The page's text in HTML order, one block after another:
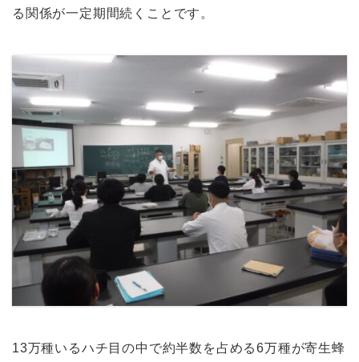
る関係が一定期間続くことです。
13万種いるハチ目の中で約半数を占める6万種が寄生蜂